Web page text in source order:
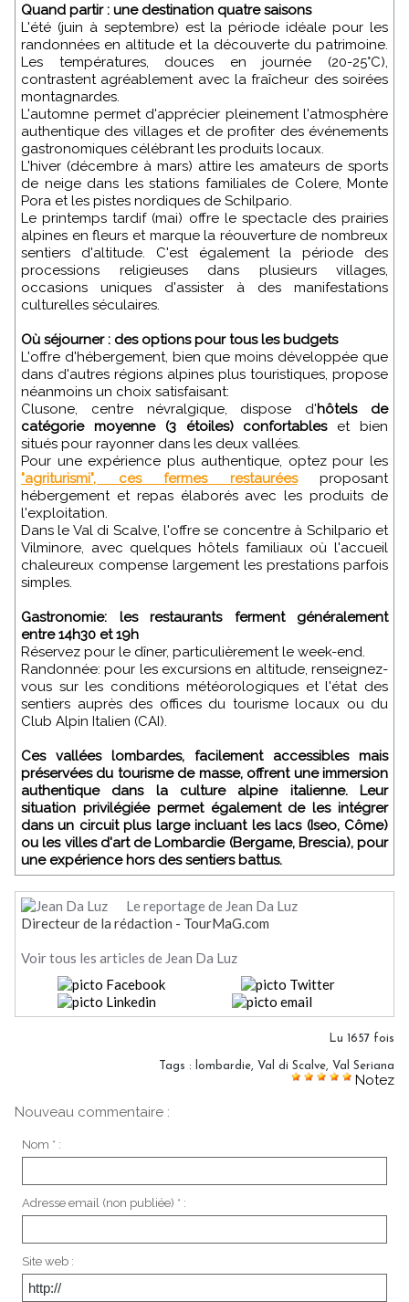
Quand partir : une destination quatre saisons
L'été (juin à septembre) est la période idéale pour les
randonnées en altitude et la découverte du patrimoine.
Les températures, douces en journée (20-25°C),
contrastent agréablement avec la fraîcheur des soirées
montagnardes.
L'automne permet d'apprécier pleinement l'atmosphère
authentique des villages et de profiter des événements
gastronomiques célébrant les produits locaux.
L'hiver (décembre à mars) attire les amateurs de sports
de neige dans les stations familiales de Colere, Monte
Pora et les pistes nordiques de Schilpario.
Le printemps tardif (mai) offre le spectacle des prairies
alpines en fleurs et marque la réouverture de nombreux
sentiers d'altitude. C'est également la période des
processions religieuses dans plusieurs villages,
occasions uniques d'assister à des manifestations
culturelles séculaires.
Où séjourner : des options pour tous les budgets
L'offre d'hébergement, bien que moins développée que
dans d'autres régions alpines plus touristiques, propose
néanmoins un choix satisfaisant:
Clusone, centre névralgique, dispose d'hôtels de
catégorie moyenne (3 étoiles) confortableset bien
situés pour rayonner dans les deux vallées.
Pour une expérience plus authentique, optez pour les
"agriturismi", ces fermes restauréesproposant
hébergement et repas élaborés avec les produits de
l'exploitation.
Dans le Val di Scalve, l'offre se concentre à Schilpario et
Vilminore, avec quelques hôtels familiaux où l'accueil
chaleureux compense largement les prestations parfois
simples.
Gastronomie: les restaurants ferment généralement
entre 14h30 et 19h
Réservez pour le dîner, particulièrement le week-end.
Randonnée: pour les excursions en altitude, renseignez-
vous sur les conditions météorologiques et l'état des
sentiers auprès des offices du tourisme locaux ou du
Club Alpin Italien (CAI).
Ces vallées lombardes, facilement accessibles mais
préservées du tourisme de masse, offrent une immersion
authentique dans la culture alpine italienne. Leur
situation privilégiée permet également de les intégrer
dans un circuit plus large incluant les lacs (Iseo, Côme)
ou les villes d'art de Lombardie (Bergame, Brescia), pour
une expérience hors des sentiers battus.
Le reportage de Jean Da Luz
Directeur de la rédaction - TourMaG.com
Voir tous les articles de Jean Da Luz
Lu 1657 fois
Tags : lombardie, Val di Scalve, Val Seriana
Notez
Nouveau commentaire :
Nom * :
Adresse email (non publiée) * :
Site web :